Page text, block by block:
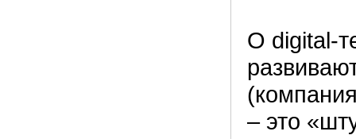
О digital-
–это